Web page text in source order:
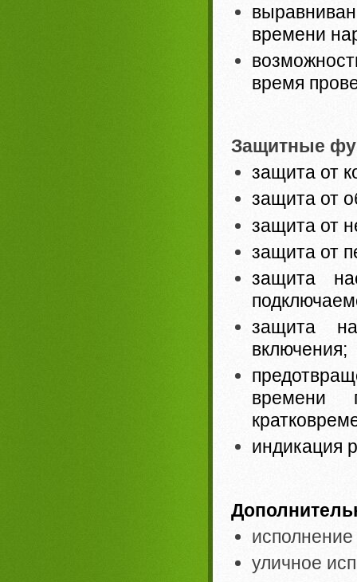
времени
время
Защитные
защита от
защита от
защита от
защита от
защита
защита
включения;
времени
индикация
уличное